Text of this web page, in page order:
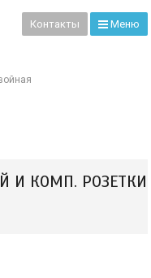
Контакты Меню
И КОМП. РОЗЕТКИ